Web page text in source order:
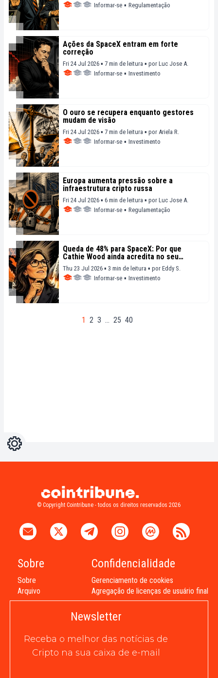
Informar-se ▪ Regulamentação
Ações da SpaceX entram em forte
correção
Fri 24 Jul 2026 ▪ 7 min de leitura ▪ por Luc Jose A.
Informar-se ▪ Investimento
O ouro se recupera enquanto gestores
mudam de visão
Fri 24 Jul 2026 ▪ 7 min de leitura ▪ por Ariela R.
Informar-se ▪ Investimento
Europa aumenta pressão sobre a
infraestrutura cripto russa
Fri 24 Jul 2026 ▪ 6 min de leitura ▪ por Luc Jose A.
Informar-se ▪ Regulamentação
Queda de 48% para SpaceX: Por que
Cathie Wood ainda acredita no seu
potencial
Thu 23 Jul 2026 ▪ 3 min de leitura ▪ por Eddy S.
Informar-se ▪ Investimento
1 2 3 … 25 40
Configurações
© Copyright Cointribune - todos os direitos reservados 2026
Sobre
Sobre
Arquivo
Confidencialidade
Gerenciamento de cookies
Agregação de licenças de usuário final
Newsletter
Receba o melhor das notícias de
Cripto na sua caixa de e-mail